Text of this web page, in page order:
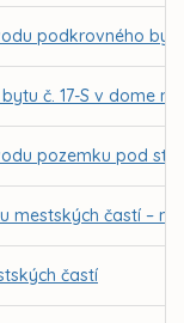
podkrovného
č. 17-S v dome
pozemku pod
mestských častí –
častí